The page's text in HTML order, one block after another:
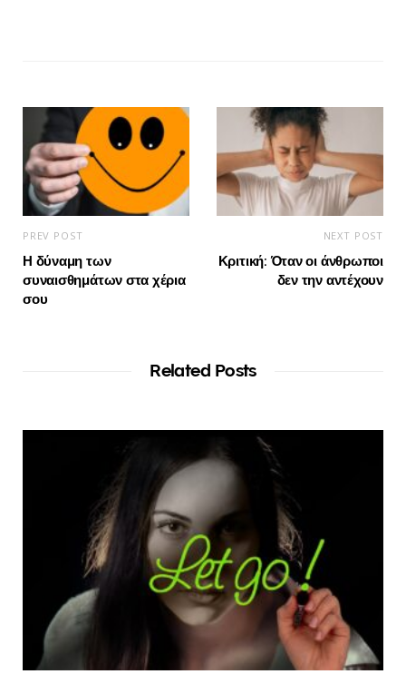
PREV POST
Η δύναμη των
συναισθημάτων στα χέρια
σου
NEXT POST
Κριτική: Όταν οι άνθρωποι
δεν την αντέχουν
Related Posts